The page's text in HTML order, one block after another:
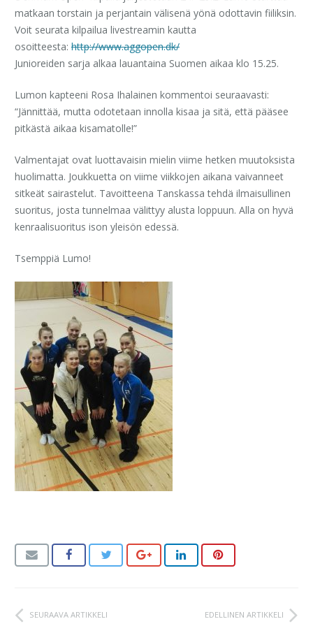
matkaan torstain ja perjantain välisenä yönä odottavin fiiliksin.
Voit seurata kilpailua livestreamin kautta
osoitteesta: http://www.aggopen.dk/
Junioreiden sarja alkaa lauantaina Suomen aikaa klo 15.25.
Lumon kapteeni Rosa Ihalainen kommentoi seuraavasti:
“Jännittää, mutta odotetaan innolla kisaa ja sitä, että pääsee
pitkästä aikaa kisamatolle!”
Valmentajat ovat luottavaisin mielin viime hetken muutoksista
huolimatta. Joukkuetta on viime viikkojen aikana vaivanneet
sitkeät sairastelut. Tavoitteena Tanskassa tehdä ilmaisullinen
suoritus, josta tunnelmaa välittyy alusta loppuun. Alla on hyvä
kenraalisuoritus ison yleisön edessä.
Tsemppiä Lumo!
EDELLINEN ARTIKKELI
SEURAAVA ARTIKKELI